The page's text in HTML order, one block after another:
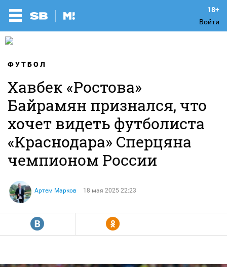
Войти
ФУТБОЛ
Хавбек «Ростова»
Байрамян признался, что
хочет видеть футболиста
«Краснодара» Сперцяна
чемпионом России
Артем Марков 18 мая 2025 22:23
R Y